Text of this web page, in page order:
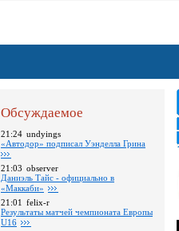
Обсуждаемое
21:24 undyings
«Автодор» подписал Уэнделла Грина
21:03 observer
Даниэль Тайс - официально в
«Маккаби»
21:01 felix-r
Pезультаты матчей чемпионата Европы
U16